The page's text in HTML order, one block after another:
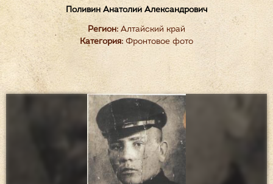
Поливин Анатолий Александрович
Регион:Алтайский край
Категория: Фронтовое фото